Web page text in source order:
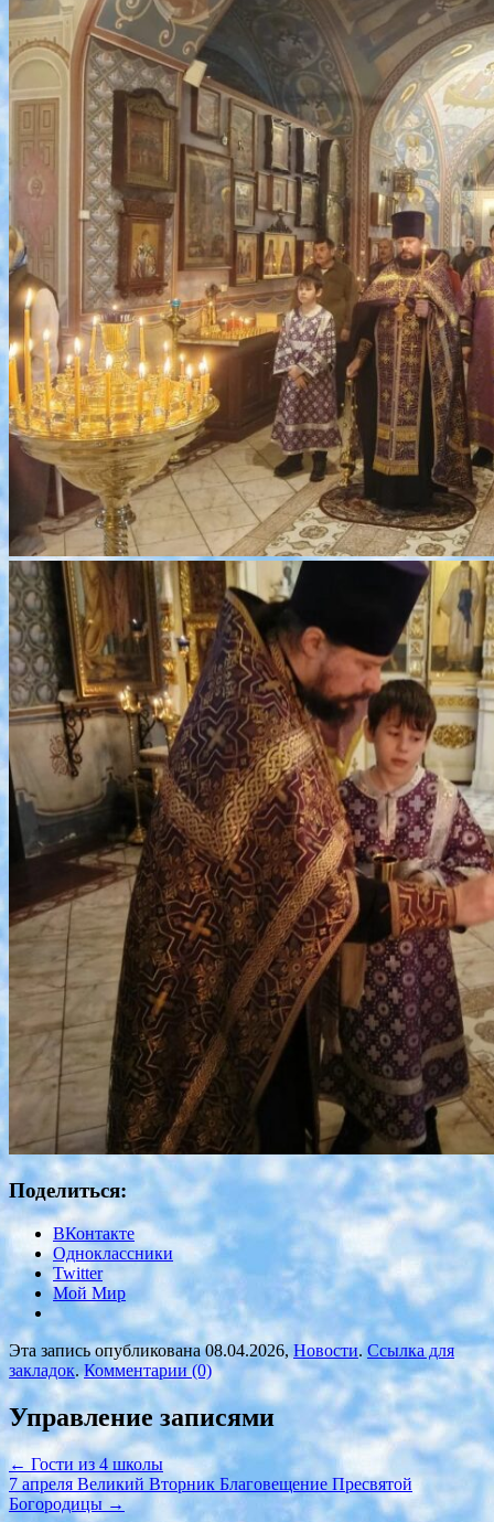
Поделиться:
ВКонтакте
Одноклассники
Twitter
Мой Мир
Эта запись опубликована 08.04.2026, Новости.Ссылка для
закладок.Комментарии (0)
Управление записями
← Гости из 4 школы
7 апреля Великий Вторник Благовещение Пресвятой
Богородицы →